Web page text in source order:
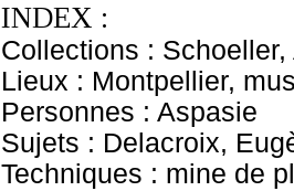
INDEX :
Collections :
Lieux : Montpellier,
Personnes : Aspasie
Sujets : Delacroix,
Techniques : mine de